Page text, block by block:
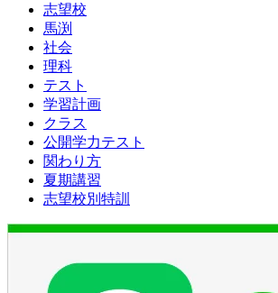
志望校
馬渕
社会
理科
テスト
学習計画
クラス
公開学力テスト
関わり方
夏期講習
志望校別特訓